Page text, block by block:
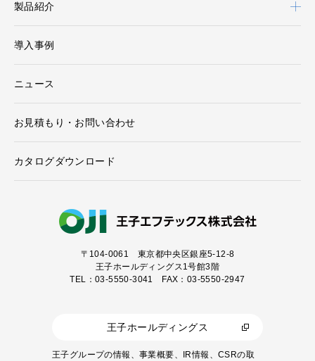
〒104-0061 東京都中央区銀座5-12-8
王子ホールディングス1号館3階
TEL：03-5550-3041 FAX：03-5550-2947
王子ホールディングス
王子グループの情報、事業概要、IR情報、CSRの取
製品紹介
導入事例
ニュース
お見積もり・お問い合わせ
カタログダウンロード